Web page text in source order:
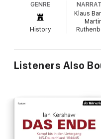
und MDR bekannt. Die
erstmals möglich, die
mit ihren Taten in
von beklemmender
GENRE
History
Klaus
Listeners Also